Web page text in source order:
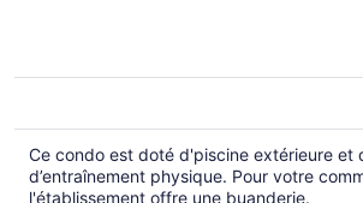
Ce condo est doté d'piscine extérieure et
d’entraînement physique. Pour votre
l'établissement offre une buanderie.